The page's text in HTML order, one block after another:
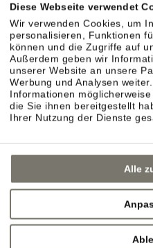
Diese Webseite verwendet
Wir verwenden Cookies, um
personalisieren, Funktionen
können und die Zugriffe auf
Außerdem geben wir
unserer Website an unsere
Werbung und Analysen
Informationen
die Sie ihnen bereitgestellt
Ihrer Nutzung der Dienste
Alle
SCHATTEN, WEIN,